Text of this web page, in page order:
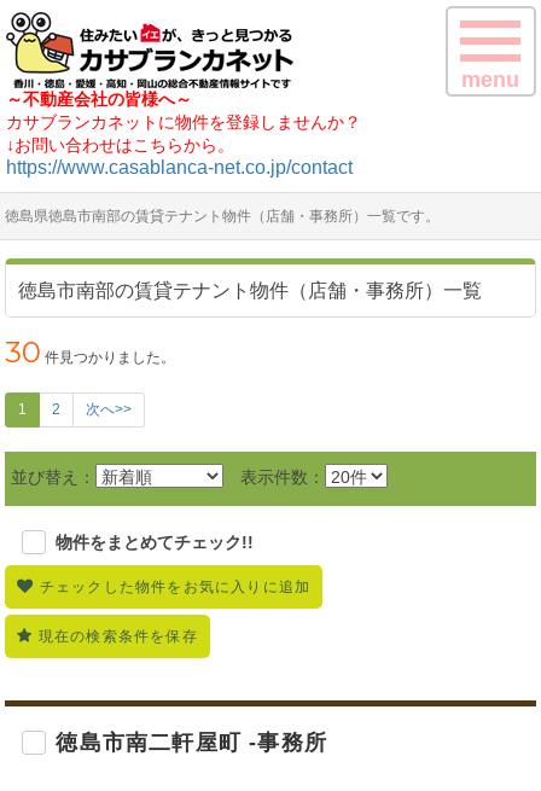
～不動産会社の皆様へ～
カサブランカネットに物件を登録しませんか？
↓お問い合わせはこちらから。
https://www.casablanca-net.co.jp/contact
menu
徳島県徳島市南部の賃貸テナント物件（店舗・事務所）一覧です。
徳島市南部の賃貸テナント物件（店舗・事務所）一覧
30 件見つかりました。
1 2 次へ>>
並び替え： 表示件数：
物件をまとめてチェック!!
チェックした物件をお気に入りに追加
現在の検索条件を保存
徳島市南二軒屋町 -事務所